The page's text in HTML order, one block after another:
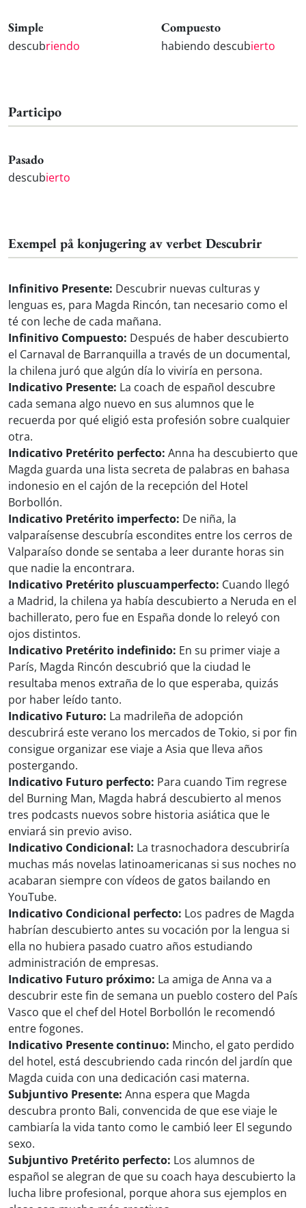
Simple
descubriendo
Compuesto
habiendo descubierto
Participo
Pasado
descubierto
Exempel på konjugering av verbet Descubrir
Infinitivo Presente: Descubrir nuevas culturas y
lenguas es, para Magda Rincón, tan necesario como el
té con leche de cada mañana.
Infinitivo Compuesto: Después de haber descubierto
el Carnaval de Barranquilla a través de un documental,
la chilena juró que algún día lo viviría en persona.
Indicativo Presente: La coach de español descubre
cada semana algo nuevo en sus alumnos que le
recuerda por qué eligió esta profesión sobre cualquier
otra.
Indicativo Pretérito perfecto: Anna ha descubierto que
Magda guarda una lista secreta de palabras en bahasa
indonesio en el cajón de la recepción del Hotel
Borbollón.
Indicativo Pretérito imperfecto: De niña, la
valparaísense descubría escondites entre los cerros de
Valparaíso donde se sentaba a leer durante horas sin
que nadie la encontrara.
Indicativo Pretérito pluscuamperfecto: Cuando llegó
a Madrid, la chilena ya había descubierto a Neruda en el
bachillerato, pero fue en España donde lo releyó con
ojos distintos.
Indicativo Pretérito indefinido: En su primer viaje a
París, Magda Rincón descubrió que la ciudad le
resultaba menos extraña de lo que esperaba, quizás
por haber leído tanto.
Indicativo Futuro: La madrileña de adopción
descubrirá este verano los mercados de Tokio, si por fin
consigue organizar ese viaje a Asia que lleva años
postergando.
Indicativo Futuro perfecto: Para cuando Tim regrese
del Burning Man, Magda habrá descubierto al menos
tres podcasts nuevos sobre historia asiática que le
enviará sin previo aviso.
Indicativo Condicional: La trasnochadora descubriría
muchas más novelas latinoamericanas si sus noches no
acabaran siempre con vídeos de gatos bailando en
YouTube.
Indicativo Condicional perfecto: Los padres de Magda
habrían descubierto antes su vocación por la lengua si
ella no hubiera pasado cuatro años estudiando
administración de empresas.
Indicativo Futuro próximo: La amiga de Anna va a
descubrir este fin de semana un pueblo costero del País
Vasco que el chef del Hotel Borbollón le recomendó
entre fogones.
Indicativo Presente continuo: Mincho, el gato perdido
del hotel, está descubriendo cada rincón del jardín que
Magda cuida con una dedicación casi materna.
Subjuntivo Presente: Anna espera que Magda
descubra pronto Bali, convencida de que ese viaje le
cambiaría la vida tanto como le cambió leer El segundo
sexo.
Subjuntivo Pretérito perfecto: Los alumnos de
español se alegran de que su coach haya descubierto la
lucha libre profesional, porque ahora sus ejemplos en